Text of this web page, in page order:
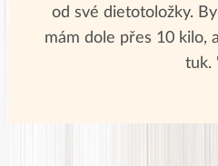
od své dietotoložky.
mám dole přes 10 kilo,
tuk.